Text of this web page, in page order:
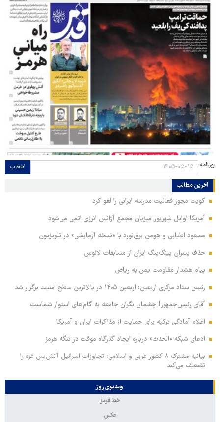
روزنامه: انتخاب
آخرین مطالب
کویت مجوز فعالیت مدرسه ایرانی را لغو کرد
آمریکا اوایل شهریور میزبان مجمع آژانس انرژی اتمی می‌شود
مسعود اطیابی و هومن برق‌نورد با «نسخه آزمایشی» در تلویزیون
حذف پسران پینگ‌پنگ ایران از مسابقات لائوس
پیام هشدار مقاومت یمن به ریاض
رئیس ستاد مرکزی اربعین: اربعین ۱۴۰۵ در بالاترین سطح امنیت برگزار شد
آقای رئیس‌جمهور! چشمان نگران جامعه به گام‌های استوار شماست
اعلام آمادگی ترکیه برای حمایت از مذاکرات ایران و آمریکا
ادعای شبکه «الحدث» درباره ایجاد گذرگاه موقت در تنگه هرمز
بیانیه مشترک ۸ کشور عربی و اسلامی: تجاوزات اسرائیل آتش‌بس غزه را
تضعیف می‌کند
ویدیوی روز
خط قرمز
عکس